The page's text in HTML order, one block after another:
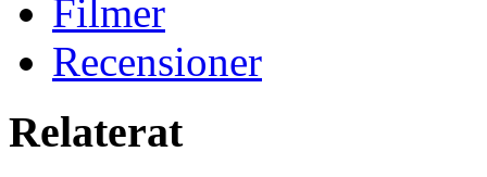
Filmer
Recensioner
Relaterat